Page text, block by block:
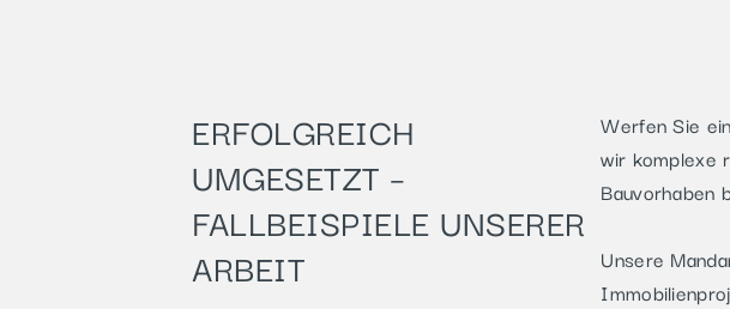
ERFOLGREICH
UMGESETZT –
FALLBEISPIELE UNSERER
ARBEIT
Werfen Sie
wir komplexe
Bauvorhaben
Unsere